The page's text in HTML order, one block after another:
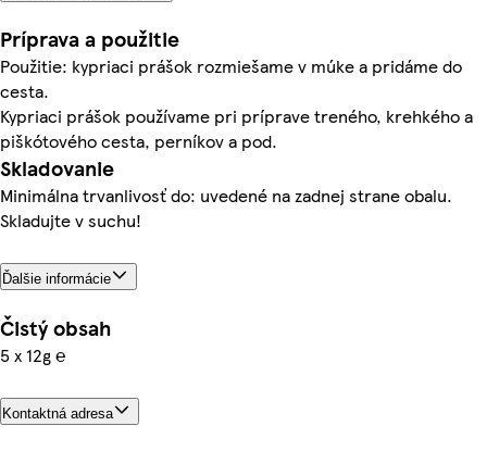
Príprava a použitie
Použitie: kypriaci prášok rozmiešame v múke a pridáme do
cesta.
Kypriaci prášok používame pri príprave treného, krehkého a
piškótového cesta, perníkov a pod.
Skladovanie
Minimálna trvanlivosť do: uvedené na zadnej strane obalu.
Skladujte v suchu!
Ďalšie informácie
Čistý obsah
5 x 12g ℮
Kontaktná adresa